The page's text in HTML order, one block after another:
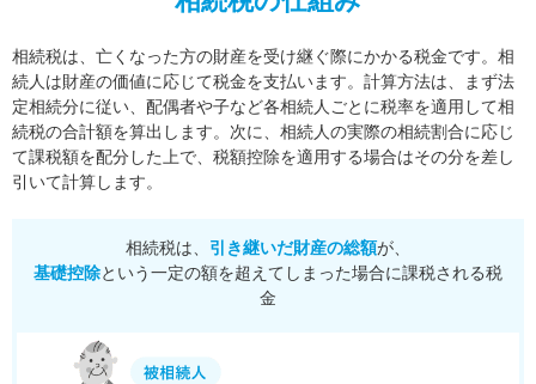
相続税は、亡くなった方の財産を受け継ぐ際にかかる税金です。相
続人は財産の価値に応じて税金を支払います。 計算方法は、まず法
定相続分に従い、配偶者や子など各相続人ごとに税率を適用して相
続税の合計額を算出します。 次に、相続人の実際の相続割合に応じ
て課税額を配分した上で、税額控除を適用する場合はその分を差し
引いて計算します。
相続税は、 引き継いだ財産の総額が、
基礎控除という一定の額を超えてしまった場合に課税される税
金